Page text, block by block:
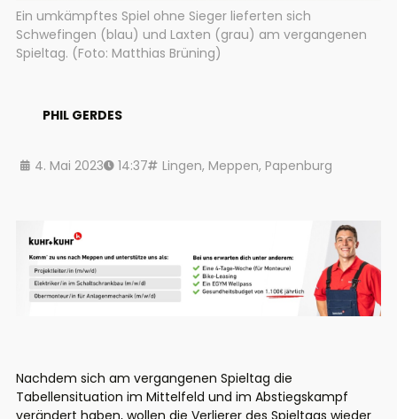
Ein umkämpftes Spiel ohne Sieger lieferten sich
Schwefingen (blau) und Laxten (grau) am vergangenen
Spieltag. (Foto: Matthias Brüning)
PHIL GERDES
4. Mai 2023 14:37 Lingen, Meppen, Papenburg
Nachdem sich am vergangenen Spieltag die
Tabellensituation im Mittelfeld und im Abstiegskampf